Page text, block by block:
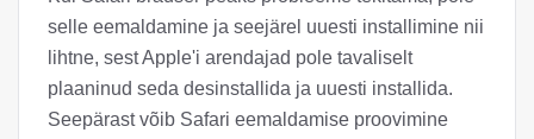
selle eemaldamine ja seejärel uuesti installimine nii
lihtne, sest Apple'i arendajad pole tavaliselt
plaaninud seda desinstallida ja uuesti installida.
Seepärast võib Safari eemaldamise proovimine